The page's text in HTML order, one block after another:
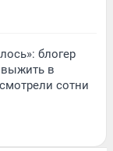
блогер
выжить в
сотни